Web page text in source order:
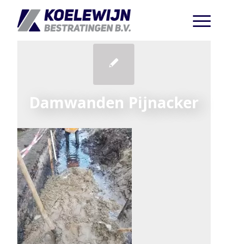
Damwanden Pijnacker